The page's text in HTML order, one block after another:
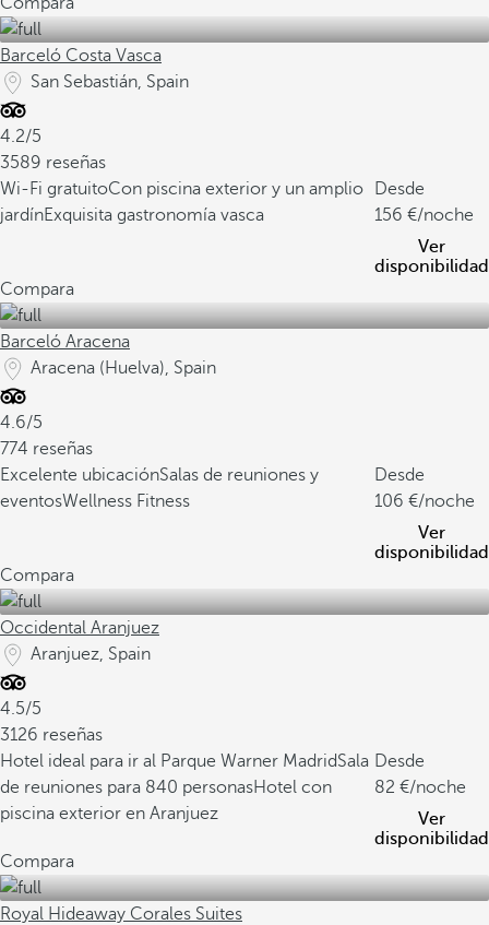
Barceló Costa Vasca
San Sebastián, Spain
4.2/5
3589 reseñas
Wi-Fi gratuitoCon piscina exterior y un amplio
jardínExquisita gastronomía vasca
Desde
156
/noche
Ver
disponibilidad
Compara
Barceló Aracena
Aracena (Huelva), Spain
4.6/5
774 reseñas
Excelente ubicaciónSalas de reuniones y
eventosWellness Fitness
Desde
106
/noche
Ver
disponibilidad
Compara
Occidental Aranjuez
Aranjuez, Spain
4.5/5
3126 reseñas
Hotel ideal para ir al Parque Warner MadridSala
de reuniones para 840 personasHotel con
piscina exterior en Aranjuez
Desde
82
/noche
Ver
disponibilidad
Compara
Royal Hideaway Corales Suites